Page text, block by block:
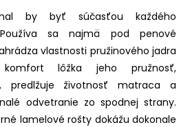
by byť súčasťou každého
sa najmä pod penové
vlastnosti pružinového jadra
lôžka jeho pružnosť,
predlžuje životnosť matraca a
odvetranie zo spodnej strany.
lamelové rošty dokážu dokonale